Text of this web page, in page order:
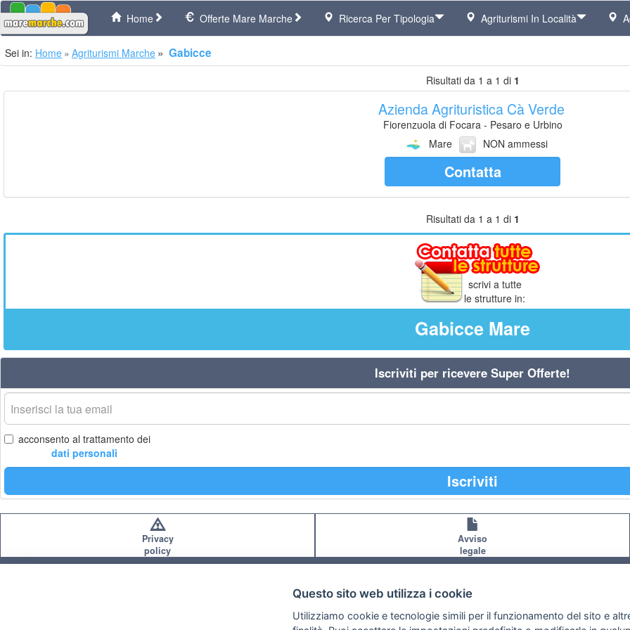
Home Offerte Mare Marche Ricerca Per Tipologia Agriturismi In Località
Sei in: Home Agriturismi Marche Gabicce
Risultati da 1 a 1 di 1
Azienda Agrituristica Cà Verde
Fiorenzuola di Focara - Pesaro e Urbino
Mare
NON ammessi
Contatta
Risultati da 1 a 1 di 1
scrivi a tutte
le strutture in:
Gabicce Mare
Iscriviti per ricevere Super Offerte!
La
tua
email
acconsento al trattamento dei
dati personali
Iscriviti
Privacy
policy
Avviso
legale
Copyright © 2008
Questo sito web utilizza i cookie
Utilizziamo cookie e tecnologie simili per il funzionamento del sito e